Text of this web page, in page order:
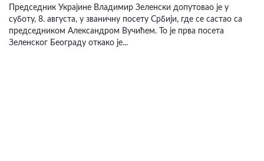
Председник Украјине Владимир Зеленски допутовао је у
суботу, 8. августа, у званичну посету Србији, где се састао са
председником Александром Вучићем. То је прва посета
Зеленског Београду откако је...